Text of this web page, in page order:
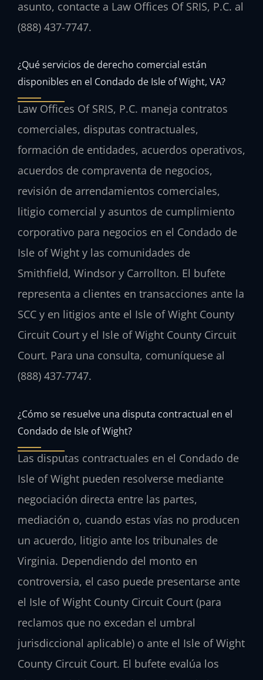
asunto, contacte a Law Offices Of SRIS, P.C. al
(888) 437-7747.
¿Qué servicios de derecho comercial están
disponibles en el Condado de Isle of Wight, VA?
Law Offices Of SRIS, P.C. maneja contratos
comerciales, disputas contractuales,
formación de entidades, acuerdos operativos,
acuerdos de compraventa de negocios,
revisión de arrendamientos comerciales,
litigio comercial y asuntos de cumplimiento
corporativo para negocios en el Condado de
Isle of Wight y las comunidades de
Smithfield, Windsor y Carrollton. El bufete
representa a clientes en transacciones ante la
SCC y en litigios ante el Isle of Wight County
Circuit Court y el Isle of Wight County Circuit
Court. Para una consulta, comuníquese al
(888) 437-7747.
¿Cómo se resuelve una disputa contractual en el
Condado de Isle of Wight?
Las disputas contractuales en el Condado de
Isle of Wight pueden resolverse mediante
negociación directa entre las partes,
mediación o, cuando estas vías no producen
un acuerdo, litigio ante los tribunales de
Virginia. Dependiendo del monto en
controversia, el caso puede presentarse ante
el Isle of Wight County Circuit Court (para
reclamos que no excedan el umbral
jurisdiccional aplicable) o ante el Isle of Wight
County Circuit Court. El bufete evalúa los